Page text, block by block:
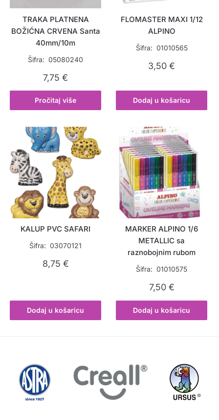
TRAKA PLATNENA
BOŽIĆNA CRVENA Santa
40mm/10m
Šifra: 05080240
7,75€
Pročitaj više
FLOMASTER MAXI 1/12
ALPINO
Šifra: 01010565
3,50€
Dodaj u košaricu
KALUP PVC SAFARI
Šifra: 03070121
8,75 €
Dodaj u košaricu
MARKER ALPINO 1/6
METALLIC sa
raznobojnim rubom
Šifra: 01010575
7,50 €
Dodaj u košaricu